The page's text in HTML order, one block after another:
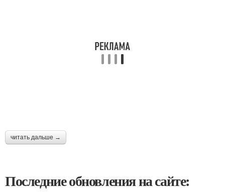
читать дальше →
Последние обновления на сайте: